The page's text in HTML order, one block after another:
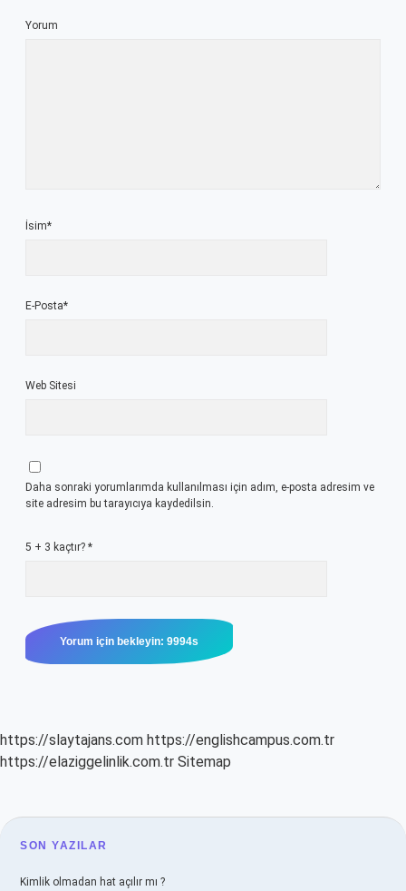
Yorum
İsim*
E-Posta*
Web Sitesi
Daha sonraki yorumlarımda kullanılması için adım, e-posta adresim ve
site adresim bu tarayıcıya kaydedilsin.
5 + 3 kaçtır? *
https://slaytajans.com https://englishcampus.com.tr
https://elaziggelinlik.com.tr Sitemap
SIDEBAR
SON YAZILAR
Kimlik olmadan hat açılır mı ?